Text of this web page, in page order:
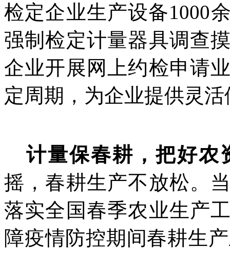
检定企业生产设备1000
强制检定计量器具调查
企业开展网上约检申请
定周期，为企业提供灵
计量保春耕，把好农
摇，春耕生产不放松。
落实全国春季农业生产
障疫情防控期间春耕生